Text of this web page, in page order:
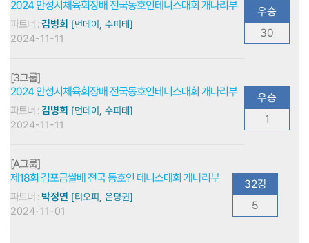
2024 안성시체육회장배 전국동호인테니스대회 개나리부
파트너 :김병희 [먼데이, 수피테]
2024-11-11
우승
30
[3그룹]
2024 안성시체육회장배 전국동호인테니스대회 개나리부
파트너 :김병희 [먼데이, 수피테]
2024-11-11
우승
1
[A그룹]
제18회 김포금쌀배 전국 동호인 테니스대회 개나리부
파트너 :박정연 [티오피, 은평퀸]
2024-11-01
32강
5